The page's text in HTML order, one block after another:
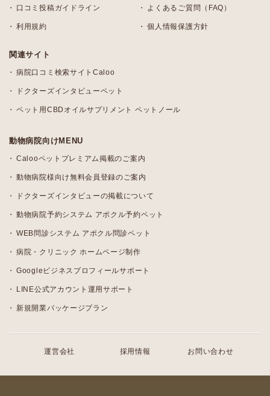
口コミ投稿ガイドライン よくあるご質問（FAQ）
利用規約 個人情報保護方針
関連サイト
病院口コミ検索サイトCaloo
ドクターズインタビューペット
ペット用CBDオイルサプリメント ペットノール
動物病院向けMENU
Calooペットプレミアム掲載のご案内
動物病院様向け無料会員登録のご案内
ドクターズインタビューの掲載について
動物病院予約システム アポクル予約ペット
WEB問診システム アポクル問診ペット
病院・クリニック ホームページ制作
Googleビジネスプロフィールサポート
LINE公式アカウント運用サポート
新規開業パッケージプラン
運営会社 採用情報 お問い合わせ